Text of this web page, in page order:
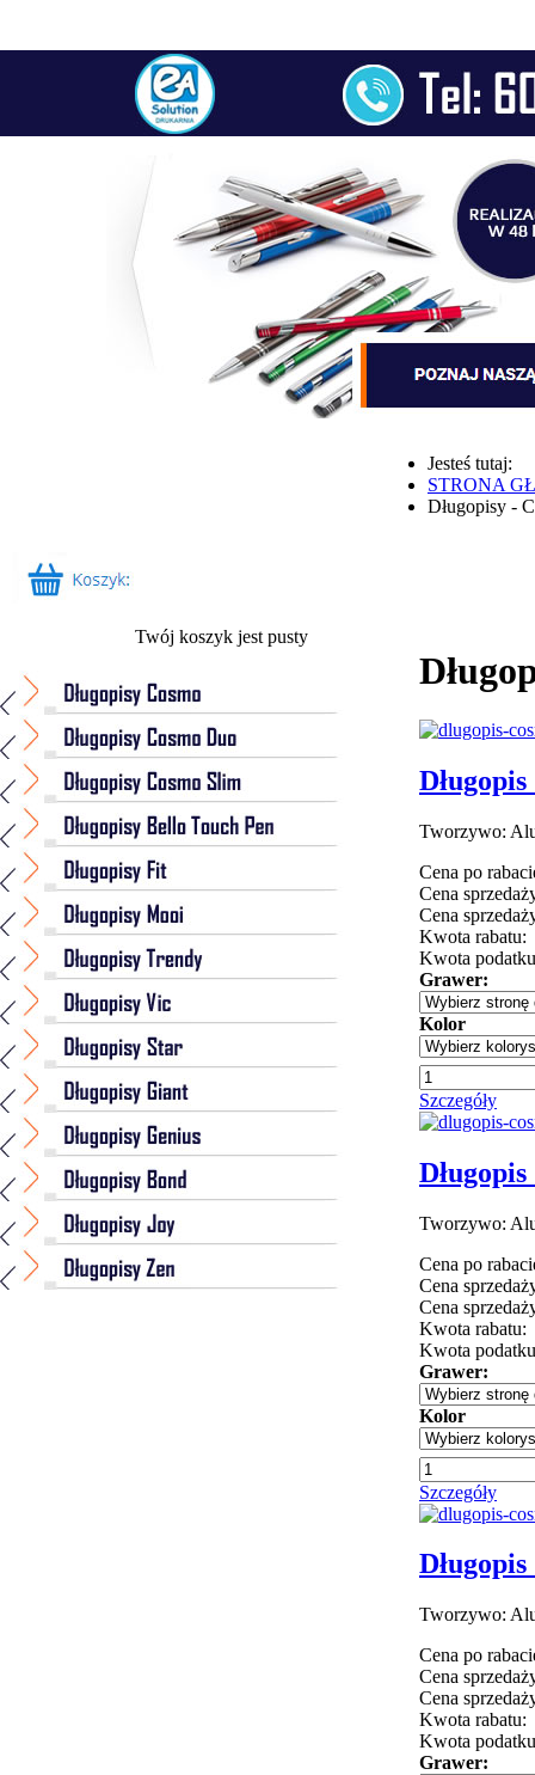
Jesteś tutaj:
STRONA
Długopisy -
Twój koszyk jest pusty
Tworzywo:
Cena po
Cena
Cena
Kwota rabatu:
Kwota
Grawer:
Kolor
Szczegóły
Tworzywo:
Cena po
Cena
Cena
Kwota rabatu:
Kwota
Grawer:
Kolor
Szczegóły
Tworzywo:
Cena po
Cena
Cena
Kwota rabatu:
Kwota
Grawer: